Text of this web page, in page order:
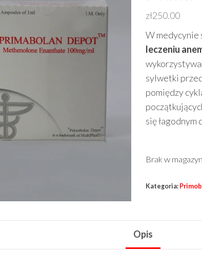
zł250.00
W medycynie
leczeniu
sylwetki
pomiędzy
się łagodnym
Brak w
Kategoria:
Opis